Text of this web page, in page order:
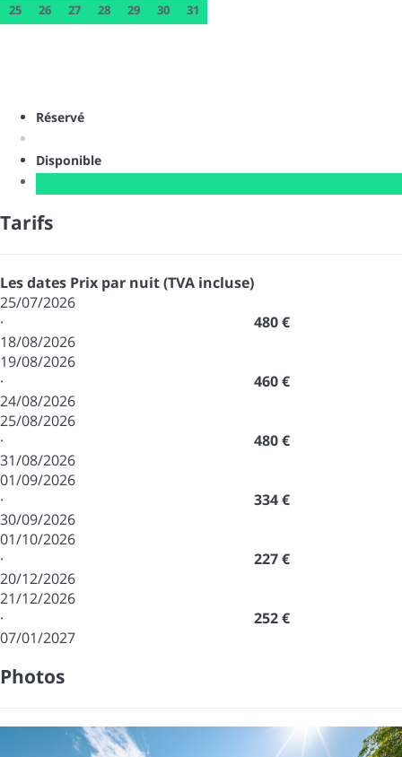
25
26 27 28 29 30 31
Réservé
Disponible
Tarifs
Les dates Prix par nuit (TVA incluse)
25/07/2026
·
18/08/2026
480 €
19/08/2026
·
24/08/2026
460 €
25/08/2026
·
31/08/2026
480 €
01/09/2026
·
30/09/2026
334 €
01/10/2026
·
20/12/2026
227 €
21/12/2026
·
07/01/2027
252 €
Photos